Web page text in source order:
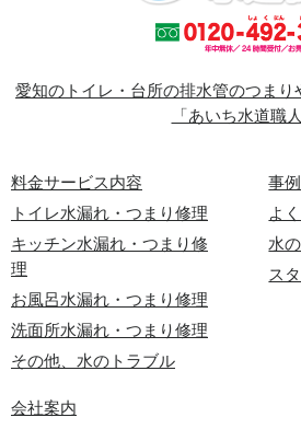
愛知のトイレ・台所の排水管のつまり
「あいち水道職人
料金サービス内容
トイレ水漏れ・つまり修理
キッチン水漏れ・つまり修
理
お風呂水漏れ・つまり修理
洗面所水漏れ・つまり修理
その他、水のトラブル
事
よ
水
ス
会社案内